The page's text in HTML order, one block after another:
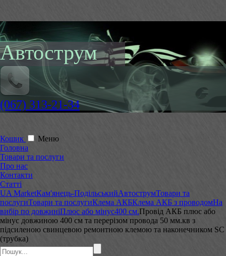
Автострум
(067) 313-21-34
Кошик
Меню
Головна
Товари та послуги
Про нас
Контакти
Статті
UA MarketКам'янець-ПодільськийАвтострумТовари та
послугиТовари та послугиКлема АКБКлема АКБ з проводомНа
вибір по довжиніПлюс або мінус400 см.Провід АКБ плюс або
мінус довжиною 400 см та перерізом провода 50 мм.кв з
підсиленою свинцевою ремонтною клемою та наконечником SC
(трубка)